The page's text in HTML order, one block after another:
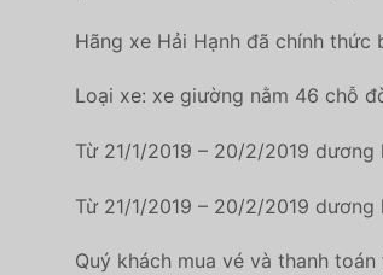
Hãng xe Hải Hạnh đã chính
Loại xe: xe giường nằm 46 chỗ
Từ 21/1/2019 – 20/2/2019
Từ 21/1/2019 – 20/2/2019
Quý khách mua vé và thanh